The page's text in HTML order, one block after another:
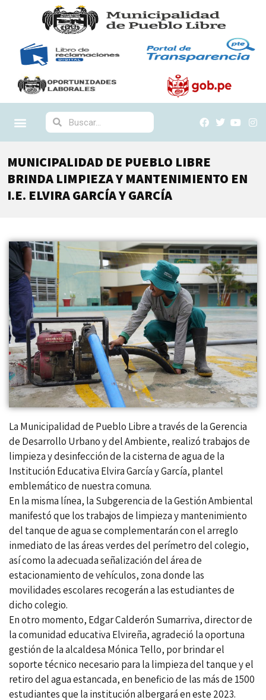
MUNICIPALIDAD DE PUEBLO LIBRE
BRINDA LIMPIEZA Y MANTENIMIENTO EN
I.E. ELVIRA GARCÍA Y GARCÍA
La Municipalidad de Pueblo Libre a través de la Gerencia
de Desarrollo Urbano y del Ambiente, realizó trabajos de
limpieza y desinfección de la cisterna de agua de la
Institución Educativa Elvira García y García, plantel
emblemático de nuestra comuna.
En la misma línea, la Subgerencia de la Gestión Ambiental
manifestó que los trabajos de limpieza y mantenimiento
del tanque de agua se complementarán con el arreglo
inmediato de las áreas verdes del perímetro del colegio,
así como la adecuada señalización del área de
estacionamiento de vehículos, zona donde las
movilidades escolares recogerán a las estudiantes de
dicho colegio.
En otro momento, Edgar Calderón Sumarriva, director de
la comunidad educativa Elvireña, agradeció la oportuna
gestión de la alcaldesa Mónica Tello, por brindar el
soporte técnico necesario para la limpieza del tanque y el
retiro del agua estancada, en beneficio de las más de 1500
estudiantes que la institución albergará en este 2023.